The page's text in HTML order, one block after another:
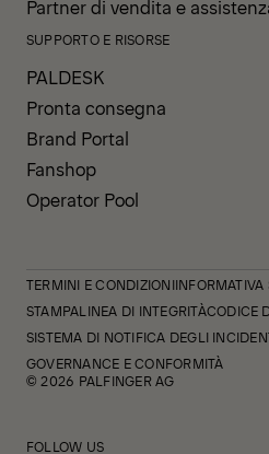
Partner di vendita e
SUPPORTO E RISORSE
PALDESK
Pronta consegna
Brand Portal
Fanshop
Operator Pool
TERMINI E CONDIZIONIINFORMATIVA
STAMPALINEA DI INTEGRITÀCODICE
SISTEMA DI NOTIFICA DEGLI
GOVERNANCE E CONFORMITÀ
© 2026 PALFINGER AG
FOLLOW US